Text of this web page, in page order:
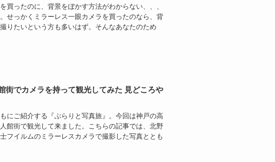
買ったのに、背景をぼかす方法がわからない、、、
せっかくミラーレス一眼カメラを買ったのなら、背
りたいという方も多いはず。そんなあなたのため
街でカメラを持って観光してみた 見どころや
にご紹介する『ぶらりと写真旅』。今回は神戸の高
館街で観光して来ました。こちらの記事では、北野
フイルムのミラーレスカメラで撮影した写真ととも